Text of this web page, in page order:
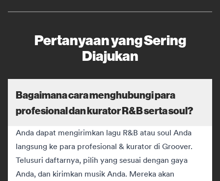
Pertanyaan yang Sering
Diajukan
Bagaimana cara menghubungi para
profesional dan kurator R&B serta soul?
Anda dapat mengirimkan lagu R&B atau soul Anda
langsung ke para profesional & kurator di Groover.
Telusuri daftarnya, pilih yang sesuai dengan gaya
Anda, dan kirimkan musik Anda. Mereka akan